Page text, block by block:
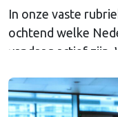
In onze vaste
ochtend welke
vandaag actief
agenda?